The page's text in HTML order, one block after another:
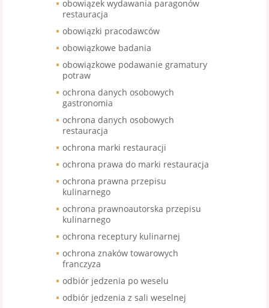
obowiązek wydawania paragonów
restauracja
obowiązki pracodawców
obowiązkowe badania
obowiązkowe podawanie gramatury
potraw
ochrona danych osobowych
gastronomia
ochrona danych osobowych
restauracja
ochrona marki restauracji
ochrona prawa do marki restauracja
ochrona prawna przepisu
kulinarnego
ochrona prawnoautorska przepisu
kulinarnego
ochrona receptury kulinarnej
ochrona znaków towarowych
franczyza
odbiór jedzenia po weselu
odbiór jedzenia z sali weselnej